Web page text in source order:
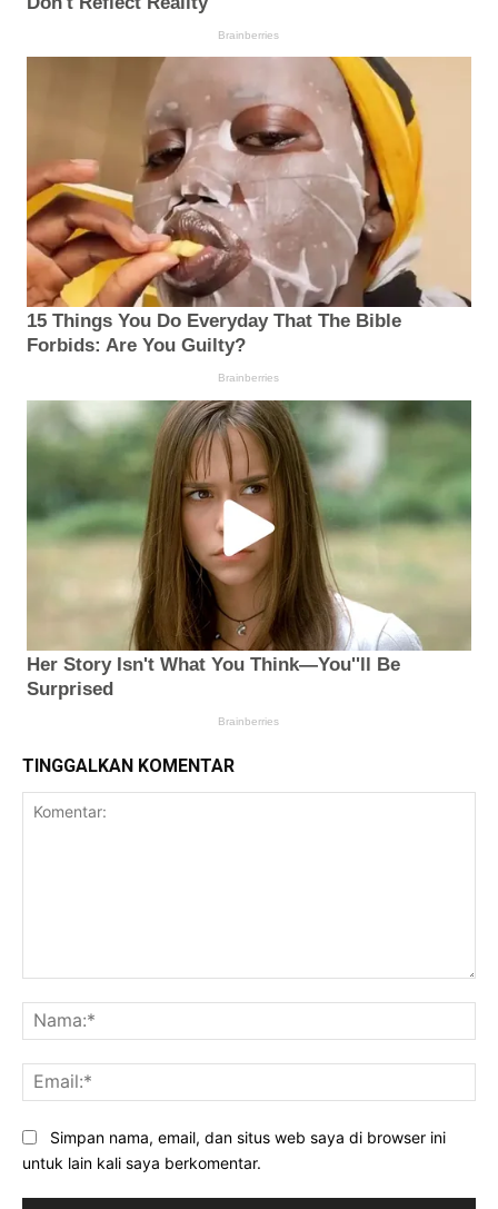
TINGGALKAN KOMENTAR
Simpan nama, email, dan situs web saya di browser ini
untuk lain kali saya berkomentar.